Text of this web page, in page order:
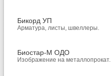
Бикорд УП
Арматура, листы, швеллеры.
Биостар-М ОДО
Изображение на металлопрокат.